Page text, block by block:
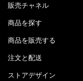
販売チャネル
商品を探す
商品を販売する
注文と配送
ストアデザイン